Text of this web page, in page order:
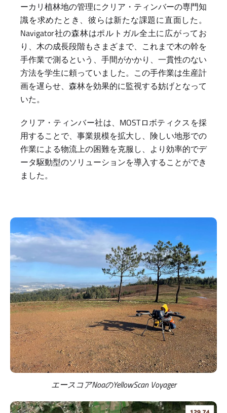
ーカリ植林地の管理にクリア・ティンバーの専門知
識を求めたとき、彼らは新たな課題に直面した。
Navigator社の森林はポルトガル全土に広がってお
り、木の成長段階もさまざまで、これまで木の幹を
手作業で測るという、手間がかかり、一貫性のない
方法を学生に頼っていました。この手作業は生産計
画を遅らせ、森林を効果的に監視する妨げとなって
いた。
クリア・ティンバー社は、MOSTロボティクスを採
用することで、事業規模を拡大し、険しい地形での
作業による物流上の困難を克服し、より効率的でデ
ータ駆動型のソリューションを導入することができ
ました。
エースコアNoaのYellowScan Voyager